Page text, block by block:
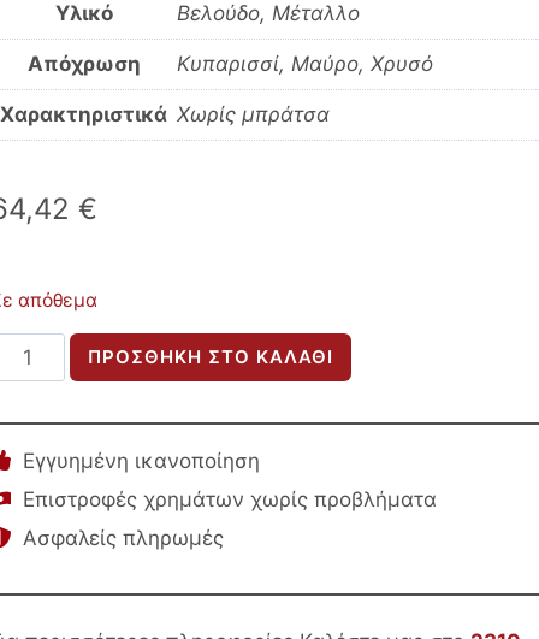
Υλικό Βελούδο, Μέταλλο
Απόχρωση Κυπαρισσί, Μαύρο, Χρυσό
Χαρακτηριστικά Χωρίς μπράτσα
€
απόθεμα
ΠΡΟΣΘΉΚΗ ΣΤΟ ΚΑΛΆΘΙ
Εγγυημένη ικανοποίηση
Επιστροφές χρημάτων χωρίς προβλήματα
Ασφαλείς πληρωμές